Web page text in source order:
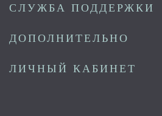
СЛУЖБА ПОДДЕРЖКИ
ДОПОЛНИТЕЛЬНО
ЛИЧНЫЙ КАБИНЕТ